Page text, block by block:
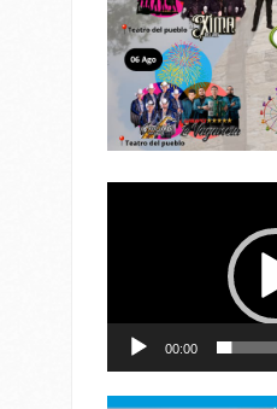
00:00